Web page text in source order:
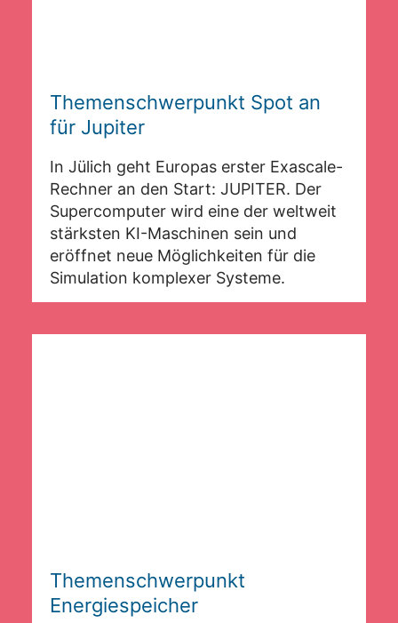
Themenschwerpunkt Spot an
für Jupiter
In Jülich geht Europas erster Exascale-
Rechner an den Start: JUPITER. Der
Supercomputer wird eine der weltweit
stärksten KI-Maschinen sein und
eröffnet neue Möglichkeiten für die
Simulation komplexer Systeme.
Themenschwerpunkt
Energiespeicher